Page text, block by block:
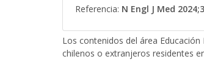
Referencia: N Engl J Med
Los contenidos del área
chilenos o extranjeros residentes